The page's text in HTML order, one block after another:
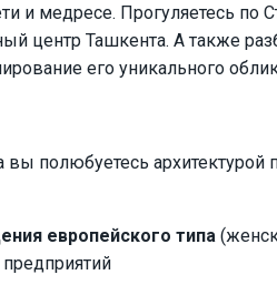
и медресе. Прогуляетесь по
центр Ташкента. А также
его уникального
вы полюбуетесь архитектурой
европейского типа